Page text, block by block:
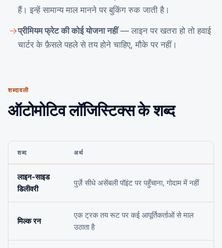
हैं। इन्हें सामान्य माल मानने पर बुकिंग रुक जाती है।
प्रीमियम फ्रेट की कोई योजना नहीं— लाइन पर खतरा हो तो हवाई
चार्टर के फ़ैसले पहले से तय होने चाहिए, मौके पर नहीं।
शब्दावली
ऑटोमोटिव लॉजिस्टिक्स के शब्द
शब्द अर्थ
लाइन-साइड
डिलीवरी
पुर्ज़े सीधे असेंबली पॉइंट पर पहुँचाना, गोदाम में नहीं
मिल्क रन
एक ट्रक तय रूट पर कई आपूर्तिकर्ताओं से माल
उठाता है